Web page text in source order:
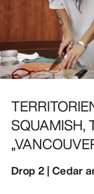
SQUAMISH,
Drop 2 | Cedar